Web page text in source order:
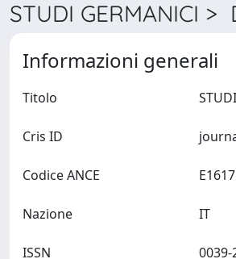
STUDI GERMANICI
Informazioni generali
Titolo
Cris ID
Codice ANCE
Nazione
ISSN